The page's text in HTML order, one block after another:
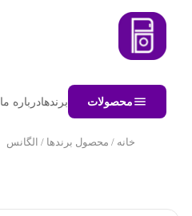
محصولات برندهادرباره ما
خانه / محصول برندها / الگانس